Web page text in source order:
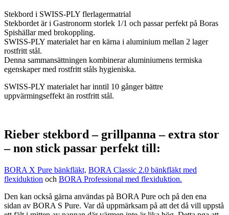
Stekbord i SWISS-PLY flerlagermatrial
Stekbordet är i Gastronorm storlek 1/1 och passar perfekt på Boras
Spishällar med brokoppling.
SWISS-PLY materialet har en kärna i aluminium mellan 2 lager
rostfritt stål.
Denna sammansättningen kombinerar aluminiumens termiska
egenskaper med rostfritt ståls hygieniska.
SWISS-PLY materialet har inntil 10 gånger bättre
uppvärmingseffekt än rostfritt stål.
Rieber stekbord – grillpanna – extra stor
– non stick passar perfekt till:
BORA X Pure bänkfläkt, BORA Classic 2.0 bänkfläkt med
flexiduktion och BORA Professional med flexiduktion.
Den kan också gärna användas på BORA Pure och på den ena
sidan av BORA S Pure. Var då uppmärksam på att det då vill uppstå